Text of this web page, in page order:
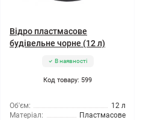
Відро пластмасове
будівельне чорне (12 л)
В наявності
Код товару: 599
Об'єм:
12 л
Матеріал:
Пластмасове